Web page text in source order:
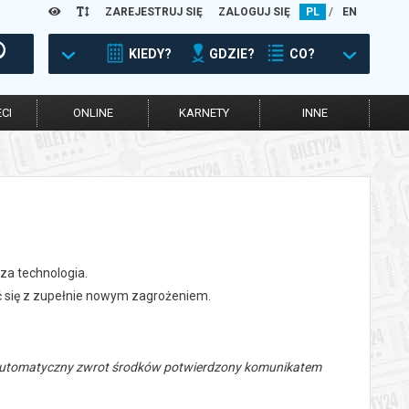
ZAREJESTRUJ SIĘ ZALOGUJ SIĘ PL / EN
KIEDY? GDZIE? CO?
ONLINE KARNETY INNE
technologia.
z zupełnie nowym zagrożeniem.
zwrot środków potwierdzony komunikatem